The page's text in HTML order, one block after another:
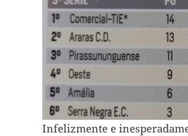
Infelizmente e